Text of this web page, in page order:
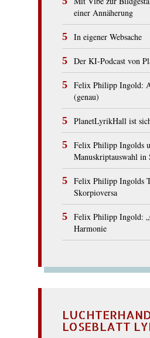
einer Annäherung
In eigener Websache
Der KI-Podcast von
Felix Philipp Ingold:
(genau)
PlanetLyrikHall ist
Felix Philipp Ingolds
Manuskriptauswahl in
Felix Philipp Ingolds
Skorpioversa
Felix Philipp Ingold:
Harmonie
LOSEBLATT